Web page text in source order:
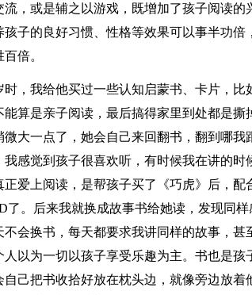
流，或是辅之以游戏，既增加了孩子阅读
孩子的良好习惯、性格等效果可以事半功
倍。
时，我给他买过一些认知启蒙书、卡片，
能算是亲子阅读，最后搞得家里到处都是
大一点了，她会自己来回翻书，翻到哪我
我感觉到孩子很喜欢听，有时候我在讲的
正爱上阅读，是帮孩子买了《巧虎》后，
了。后来我就换成故事书给她读，发现同
不会换书，每天都要求我讲同样的故事，
以为一切以孩子享受乐趣为主。书也是孩
自己把书收拾好放在枕头边，就像旁边放